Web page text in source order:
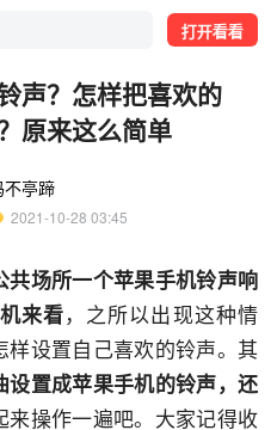
打开看看
声？怎样把喜欢的
原来这么简单
不亭蹄
  2021-10-28 03:45
场所一个苹果手机铃声响
来看 ，之所以出现这种情
设置自己喜欢的铃声。其
设置成苹果手机的铃声，还
来操作一遍吧。大家记得收